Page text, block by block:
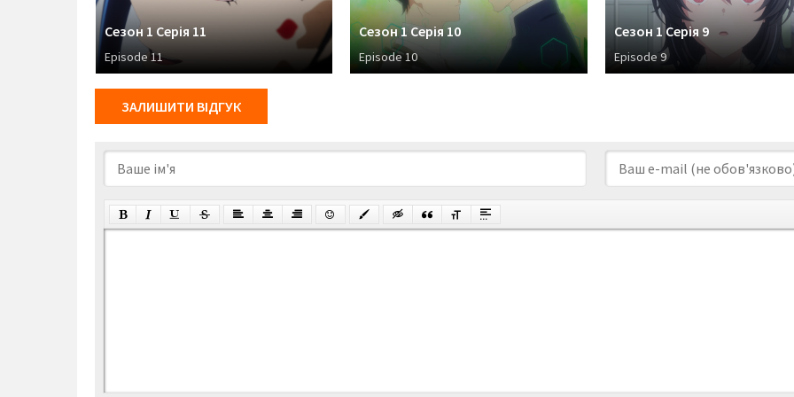
Сезон 1 Серія 11
Episode 11
Сезон 1 Серія 10
Episode 10
Сезон 1 Серія 9
Episode 9
ЗАЛИШИТИ ВІДГУК